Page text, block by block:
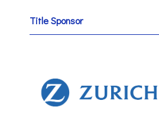
Title Sponsor